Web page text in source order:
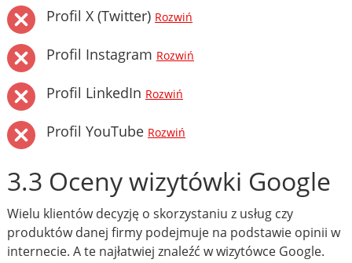
Profil X (Twitter) Rozwiń
Profil Instagram Rozwiń
Profil LinkedIn Rozwiń
Profil YouTube Rozwiń
3.3 Oceny wizytówki Google
Wielu klientów decyzję o skorzystaniu z usług czy
produktów danej firmy podejmuje na podstawie opinii w
internecie. A te najłatwiej znaleźć w wizytówce Google.